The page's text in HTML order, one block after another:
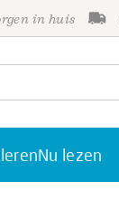
in huis
Nu lezen